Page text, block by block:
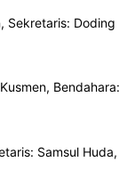
Sekretaris: Doding
Bendahara:
Samsul Huda,